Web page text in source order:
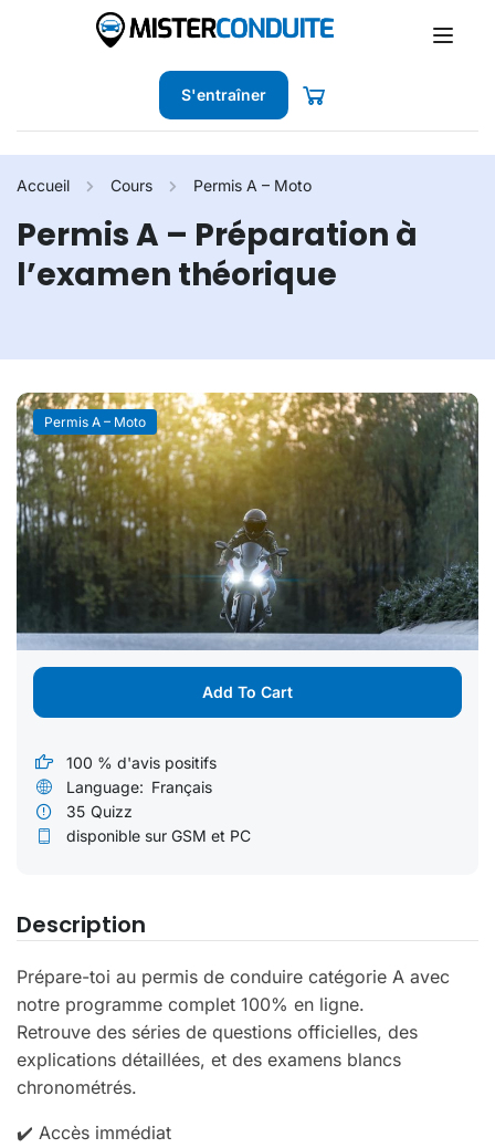
S'entraîner
Accueil Cours Permis A – Moto
Permis A – Préparation à
l’examen théorique
Description
Prépare-toi au permis de conduire catégorie A avec
notre programme complet 100% en ligne.
Retrouve des séries de questions officielles, des
explications détaillées, et des examens blancs
chronométrés.
✔️ Accès immédiat
Permis A – Moto
Add To Cart
100 % d'avis positifs
Language: Français
35 Quizz
disponible sur GSM et PC